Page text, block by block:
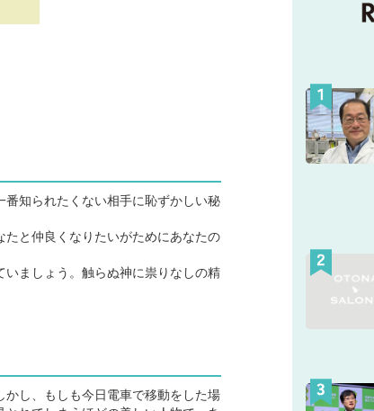
知られたくない相手に恥ずかしい秘
と仲良くなりたいがためにあなたの
ましょう。触らぬ神に祟りなしの精
し、もしも今日電車で移動をした場